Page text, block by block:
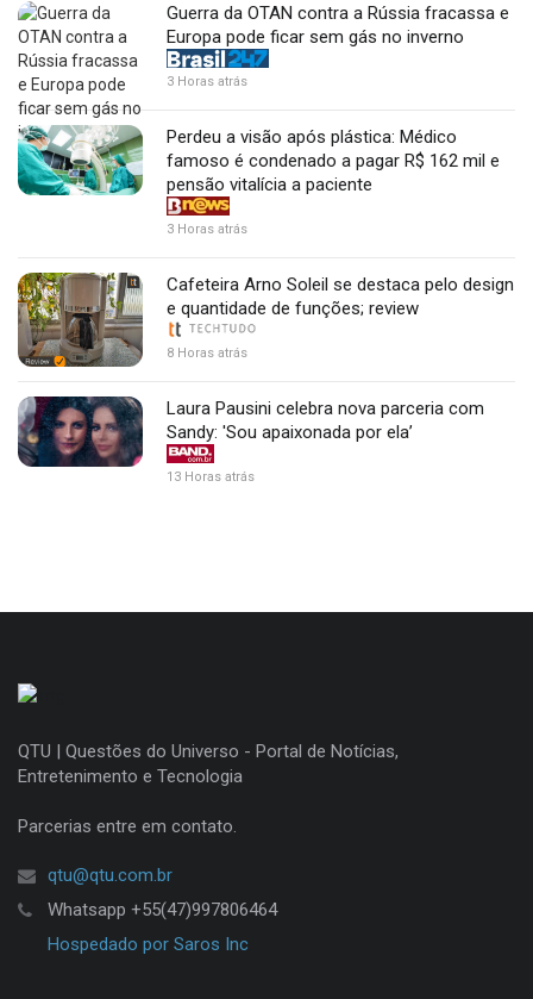
Guerra da OTAN contra a Rússia fracassa e
Europa pode ficar sem gás no inverno
3 Horas atrás
Perdeu a visão após plástica: Médico
famoso é condenado a pagar R$ 162 mil e
pensão vitalícia a paciente
3 Horas atrás
Cafeteira Arno Soleil se destaca pelo design
e quantidade de funções; review
8 Horas atrás
Laura Pausini celebra nova parceria com
Sandy: 'Sou apaixonada por ela’
13 Horas atrás
QTU | Questões do Universo - Portal de Notícias,
Entretenimento e Tecnologia
Parcerias entre em contato.
qtu@qtu.com.br
Whatsapp +55(47)997806464
Hospedado por Saros Inc